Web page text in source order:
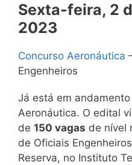
Sexta-feira, 2
2023
Concurso Aeronáutica
Engenheiros
Já está em
Aeronáutica. O edital
de 150 vagas de nível
de Oficiais
Reserva, no Instituto